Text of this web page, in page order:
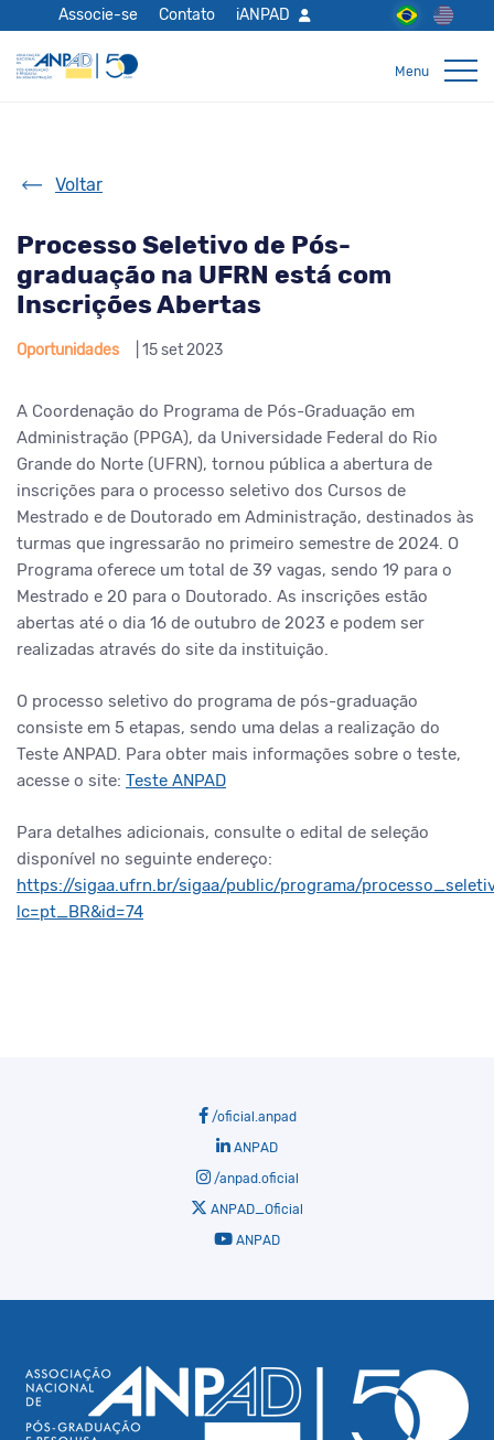
Associe-se Contato iANPAD
Voltar
Processo Seletivo de Pós-
graduação na UFRN está com
Inscrições Abertas
Oportunidades | 15 set 2023
A Coordenação do Programa de Pós-Graduação em
Administração (PPGA), da Universidade Federal do Rio
Grande do Norte (UFRN), tornou pública a abertura de
inscrições para o processo seletivo dos Cursos de
Mestrado e de Doutorado em Administração, destinados às
turmas que ingressarão no primeiro semestre de 2024. O
Programa oferece um total de 39 vagas, sendo 19 para o
Mestrado e 20 para o Doutorado. As inscrições estão
abertas até o dia 16 de outubro de 2023 e podem ser
realizadas através do site da instituição.
O processo seletivo do programa de pós-graduação
consiste em 5 etapas, sendo uma delas a realização do
Teste ANPAD. Para obter mais informações sobre o teste,
acesse o site: Teste ANPAD
Para detalhes adicionais, consulte o edital de seleção
disponível no seguinte endereço:
https://sigaa.ufrn.br/sigaa/public/programa/
lc=pt_BR&id=74
/oficial.anpad
ANPAD
/anpad.oficial
ANPAD_Oficial
ANPAD